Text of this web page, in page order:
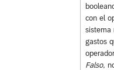
con el
sistema
gastos
operador
Falso,